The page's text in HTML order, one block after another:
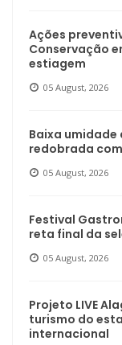
Ações
Conservação
estiagem
05 August, 2026
Baixa
redobrada
05 August, 2026
Festival
reta final da
05 August, 2026
Projeto LIVE
turismo do
internacional